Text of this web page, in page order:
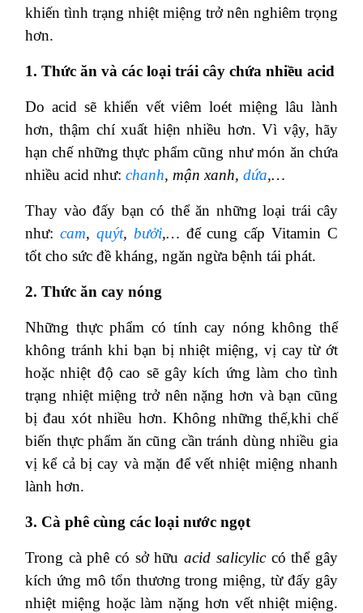
khiến tình trạng nhiệt miệng trở nên nghiêm trọng
hơn.
1. Thức ăn và các loại trái cây chứa nhiều acid
Do acid sẽ khiến vết viêm loét miệng lâu lành
hơn, thậm chí xuất hiện nhiều hơn. Vì vậy, hãy
hạn chế những thực phẩm cũng như món ăn chứa
nhiều acid như: chanh, mận xanh, dứa,…
Thay vào đấy bạn có thể ăn những loại trái cây
như: cam, quýt, bưởi,… để cung cấp Vitamin C
tốt cho sức đề kháng, ngăn ngừa bệnh tái phát.
2. Thức ăn cay nóng
Những thực phẩm có tính cay nóng không thể
không tránh khi bạn bị nhiệt miệng, vị cay từ ớt
hoặc nhiệt độ cao sẽ gây kích ứng làm cho tình
trạng nhiệt miệng trở nên nặng hơn và bạn cũng
bị đau xót nhiều hơn. Không những thế,khi chế
biến thực phẩm ăn cũng cần tránh dùng nhiều gia
vị kể cả bị cay và mặn để vết nhiệt miệng nhanh
lành hơn.
3. Cà phê cùng các loại nước ngọt
Trong cà phê có sở hữuacid salicyliccó thể gây
kích ứng mô tổn thương trong miệng, từ đấy gây
nhiệt miệng hoặc làm nặng hơn vết nhiệt miệng.